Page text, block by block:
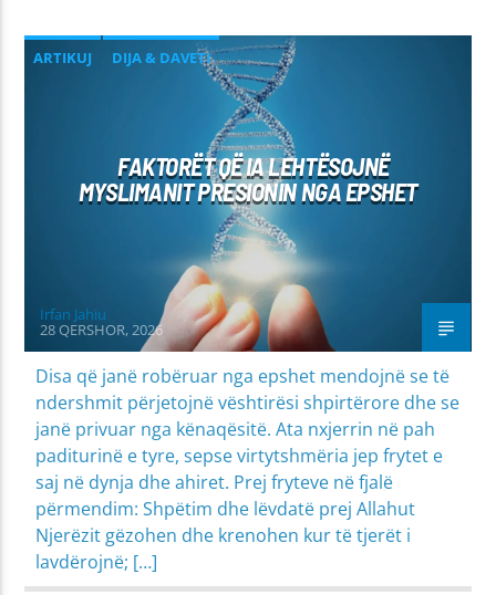
ARTIKUJ
DIJA & DAVETI
MIRËSJELLJA - EDUKATA FETARE
PROBLEME SHPIRTËRORE & SHOQËRORE
FAKTORËT QË IA LEHTËSOJNË
MYSLIMANIT PRESIONIN NGA EPSHET
Irfan Jahiu
28 QERSHOR, 2026
Disa që janë robëruar nga epshet mendojnë se të
ndershmit përjetojnë vështirësi shpirtërore dhe se
janë privuar nga kënaqësitë. Ata nxjerrin në pah
paditurinë e tyre, sepse virtytshmëria jep frytet e
saj në dynja dhe ahiret. Prej fryteve në fjalë
përmendim: Shpëtim dhe lëvdatë prej Allahut
Njerëzit gëzohen dhe krenohen kur të tjerët i
lavdërojnë; […]